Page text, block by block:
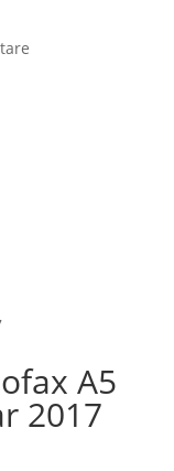
A5
2017